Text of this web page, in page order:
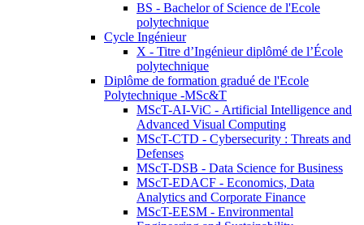
BS - Bachelor of Science de l'Ecole
polytechnique
Cycle Ingénieur
X - Titre d’Ingénieur diplômé de l’École
polytechnique
Diplôme de formation gradué de l'Ecole
Polytechnique -MSc&T
MScT-AI-ViC - Artificial Intelligence and
Advanced Visual Computing
MScT-CTD - Cybersecurity : Threats and
Defenses
MScT-DSB - Data Science for Business
MScT-EDACF - Economics, Data
Analytics and Corporate Finance
MScT-EESM - Environmental